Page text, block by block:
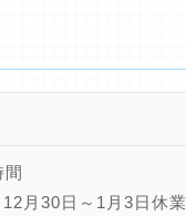
間
月30日～1月3日休業